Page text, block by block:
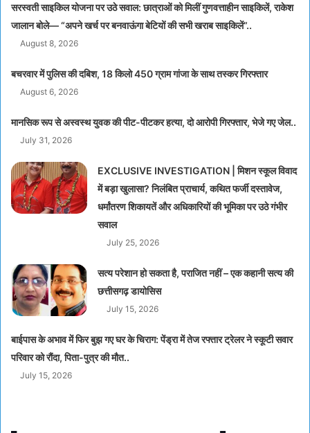
सरस्वती साइकिल योजना पर उठे सवाल: छात्राओं को मिलीं गुणवत्ताहीन साइकिलें, राकेश
जालान बोले— “अपने खर्च पर बनवाऊंगा बेटियों की सभी खराब साइकिलें”..
August 8, 2026
बचरवार में पुलिस की दबिश, 18 किलो 450 ग्राम गांजा के साथ तस्कर गिरफ्तार
August 6, 2026
मानसिक रूप से अस्वस्थ युवक की पीट-पीटकर हत्या, दो आरोपी गिरफ्तार, भेजे गए जेल..
July 31, 2026
EXCLUSIVE INVESTIGATION | मिशन स्कूल विवाद
में बड़ा खुलासा? निलंबित प्राचार्य, कथित फर्जी दस्तावेज,
धर्मांतरण शिकायतें और अधिकारियों की भूमिका पर उठे गंभीर
सवाल
July 25, 2026
सत्य परेशान हो सकता है, पराजित नहीं – एक कहानी सत्य की
छत्तीसगढ़ डायोसिस
July 15, 2026
बाईपास के अभाव में फिर बुझ गए घर के चिराग: पेंड्रा में तेज रफ्तार ट्रेलर ने स्कूटी सवार
परिवार को रौंदा, पिता-पुत्र की मौत..
July 15, 2026